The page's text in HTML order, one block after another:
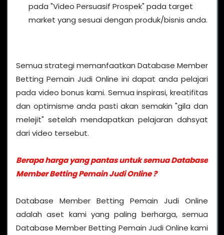
pada "Video Persuasif Prospek" pada target
market yang sesuai dengan produk/bisnis anda.
Semua strategi memanfaatkan Database Member
Betting Pemain Judi Online ini dapat anda pelajari
pada video bonus kami. Semua inspirasi, kreatifitas
dan optimisme anda pasti akan semakin "gila dan
melejit" setelah mendapatkan pelajaran dahsyat
dari video tersebut.
Berapa harga yang pantas untuk semua Database
Member Betting Pemain Judi Online ?
Database Member Betting Pemain Judi Online
adalah aset kami yang paling berharga, semua
Database Member Betting Pemain Judi Online kami